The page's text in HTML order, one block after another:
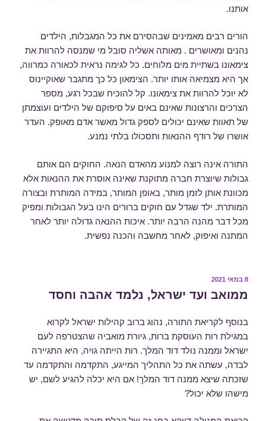
אותנו.
הורים רבים מאמינים שבהסירם את כל המגבלות, הילדים
נהנים ומאושרים . מאותה אשליה סובל מי שמנסה להרוות את
צימאונו בשתיית מים מלוחים. כל לגימה נראית לכאורה כמרווה,
אך היא מצמיאה אותו יותר. הצימאון כל כך מתגבר שאוקיינוס
לא יוכל להרוות את צימאונו. קל להוכיח שבכל רגע, מספר
הצרכים והרצונות שאינם באים על סיפוקם של הילדים ועוצמתן
של תאוות שאינם יכולים לספק גדול מאשר אדם מאופק. העדר
אושרו של רודף ההנאות ותסכולו בלתי נמנע.
התורה אינה רוצה למנוע מהאדם הנאה. החוקים הם אותם
גבולות שיוצרת חברה מתוקנת שאינה אוסרת את ההנאות אלא
מכוונת אותן לזמן מותר, באופן המותר, במידה המותרת ובצורה
המותרת. ילד שגדל עם חוקים ברורים הינו בעל הגבולות ומפיק
מכל דבר מהנה הרבה יותר. איכות ההנאה גדולה יותר לאחר
המתנה ואיפוק, לאחר מחשבה והכנה נפשית.
פורסם
8 במאי 2021
ממואב ועד ישראל, נלמד אהבה וחסד
בנוסף לקריאת התורה, נהוג ברוב קהילות ישראל לקרוא
במגילת רות העוסקת ברות, גיורת מואביה שהצטרפה לעם
ישראל וממנה נולד דוד המלך. רות הייתה גויה, היא התגיירה
לבדה, עשתה את כל התהליך המייגע, התקדמה והתקדמה עד
שזכתה שיצא ממנה דוד המלך! אם היא יכלה להגיע לשם, יש
מישהו שלא יכול?